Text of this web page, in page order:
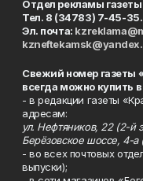
Отдел рекламы
Тел. 8 (34783) 7-45-35.
Эл. почта:
Свежий номер газеты
всегда можно купить
- в редакции газеты
адресам:
ул. Нефтяников, 22 (2-й
Берёзовское шоссе, 4-а
- во всех почтовых
выпуски);